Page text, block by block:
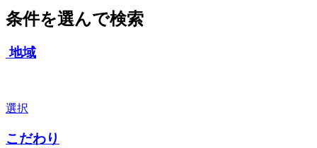
条件を選んで検索
地域
選択
こだわり